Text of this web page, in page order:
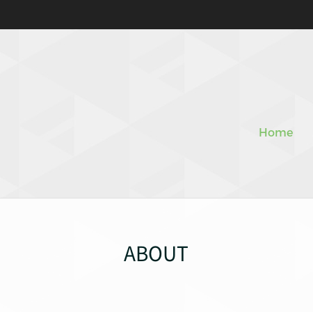
Home
ABOUT